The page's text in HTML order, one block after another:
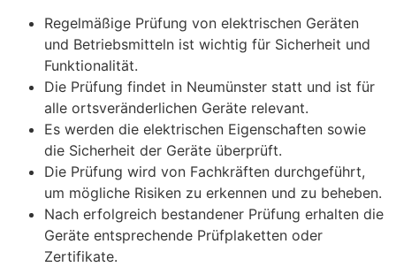
Regelmäßige Prüfung von elektrischen Geräten
und Betriebsmitteln ist wichtig für Sicherheit und
Funktionalität.
Die Prüfung findet in Neumünster statt und ist für
alle ortsveränderlichen Geräte relevant.
Es werden die elektrischen Eigenschaften sowie
die Sicherheit der Geräte überprüft.
Die Prüfung wird von Fachkräften durchgeführt,
um mögliche Risiken zu erkennen und zu beheben.
Nach erfolgreich bestandener Prüfung erhalten die
Geräte entsprechende Prüfplaketten oder
Zertifikate.